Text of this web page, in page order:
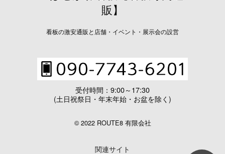
看板の激安通販と店舗・イベント・展示会の設営
受付時間：9:00～17:30
(土日祝祭日・年末年始・お盆を除く)
© 2022 ROUTE8 有限会社
関連サイト